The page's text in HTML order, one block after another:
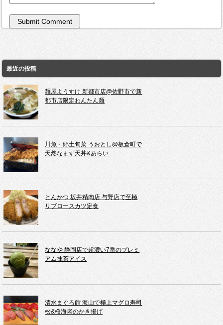
最近の投稿
麺屋ようすけ 新都市店@佐野市で新
都市店限定わんたん麺
川魚・郷土旬菜 うおとし@板倉町で
天然なまず天丼&あらい
とんかつ 坂井精肉店 与野店で至極
リブロースカツ定食
ななや 静岡店で超濃い7番のプレミ
アム抹茶アイス
清水まぐろ館 海山で極上マグロ寿司
松&桜海老のかき揚げ